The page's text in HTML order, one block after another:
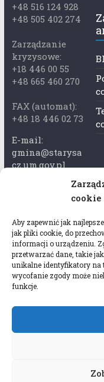
cookie
Aby zapewnić jak
jak pliki cookie, do
informacji o urządzeniu.
przetwarzać dane, takie
unikalne identyfikatory na
wycofanie zgody może
funkcje.
+48 516 124 928
+48 505 402 274
Zarządzanie
kryzysowe:
+18 446 00 55
+48 665 460 270
FAX (automat):
+48 18 446 02 73
E-mail:
gmina@starysa
cz.um.gov.pl
Adres skrzynki
rytka
Adres do e-
Doręczeń:
AEL-97528-
78647-USWGJ-
Copyright ©